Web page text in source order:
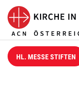
HL. MESSE STIFTEN